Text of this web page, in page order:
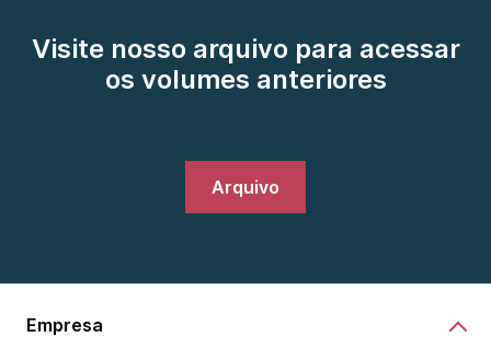
Visite nosso arquivo para acessar
os volumes anteriores
Arquivo
Empresa